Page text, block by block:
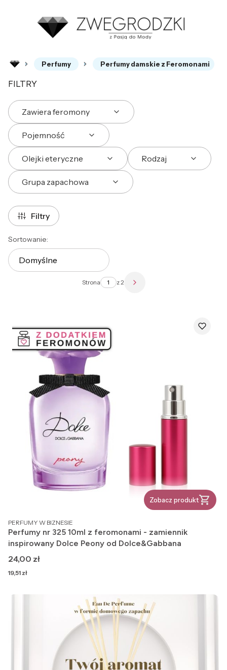
Perfumy Perfumy damskie z Feromonami
FILTRY
Zawiera feromony
Pojemność
Olejki eteryczne Rodzaj
Grupa zapachowa
Koniec filtrów
Filtry
Lista produktów
Sortowanie:
Domyślne
Strona z 2 Następne produkty
Zobacz produkt
PRODUCENT
PERFUMY W BIZNESIE
Perfumy nr 325 10ml z feromonami - zamiennik
inspirowany Dolce Peony od Dolce&Gabbana
Cena
24,00 zł
Cena
19,51 zł